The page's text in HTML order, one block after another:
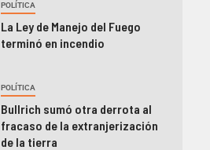
POLÍTICA
La Ley de Manejo del Fuego
terminó en incendio
POLÍTICA
Bullrich sumó otra derrota al
fracaso de la extranjerización
de la tierra